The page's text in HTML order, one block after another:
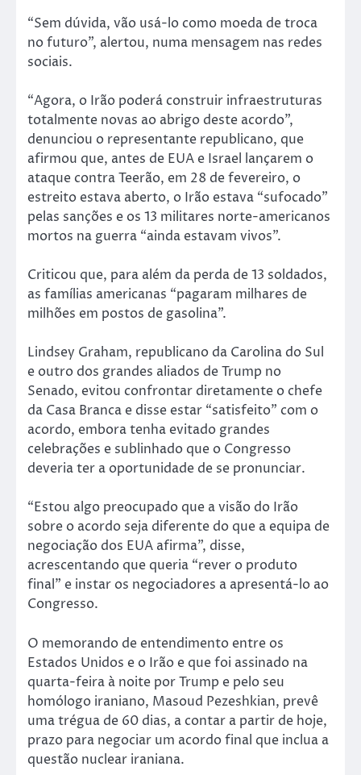
“Sem dúvida, vão usá-lo como moeda de troca
no futuro”, alertou, numa mensagem nas redes
sociais.
“Agora, o Irão poderá construir infraestruturas
totalmente novas ao abrigo deste acordo”,
denunciou o representante republicano, que
afirmou que, antes de EUA e Israel lançarem o
ataque contra Teerão, em 28 de fevereiro, o
estreito estava aberto, o Irão estava “sufocado”
pelas sanções e os 13 militares norte-americanos
mortos na guerra “ainda estavam vivos”.
Criticou que, para além da perda de 13 soldados,
as famílias americanas “pagaram milhares de
milhões em postos de gasolina”.
Lindsey Graham, republicano da Carolina do Sul
e outro dos grandes aliados de Trump no
Senado, evitou confrontar diretamente o chefe
da Casa Branca e disse estar “satisfeito” com o
acordo, embora tenha evitado grandes
celebrações e sublinhado que o Congresso
deveria ter a oportunidade de se pronunciar.
“Estou algo preocupado que a visão do Irão
sobre o acordo seja diferente do que a equipa de
negociação dos EUA afirma”, disse,
acrescentando que queria “rever o produto
final” e instar os negociadores a apresentá-lo ao
Congresso.
O memorando de entendimento entre os
Estados Unidos e o Irão e que foi assinado na
quarta-feira à noite por Trump e pelo seu
homólogo iraniano, Masoud Pezeshkian, prevê
uma trégua de 60 dias, a contar a partir de hoje,
prazo para negociar um acordo final que inclua a
questão nuclear iraniana.